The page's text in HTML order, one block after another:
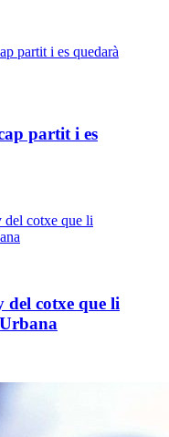
partit i es
del cotxe que li